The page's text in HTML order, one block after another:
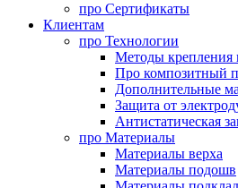
про Сертификаты
Клиентам
про Технологии
Методы крепления
Про композитный
Дополнительные
Защита от
Антистатическая
про Материалы
Материалы верха
Материалы подошв